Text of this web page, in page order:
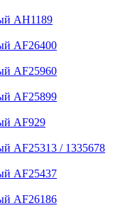
AH1189
AF26400
AF25960
AF25899
AF929
AF25313 / 1335678
AF25437
AF26186